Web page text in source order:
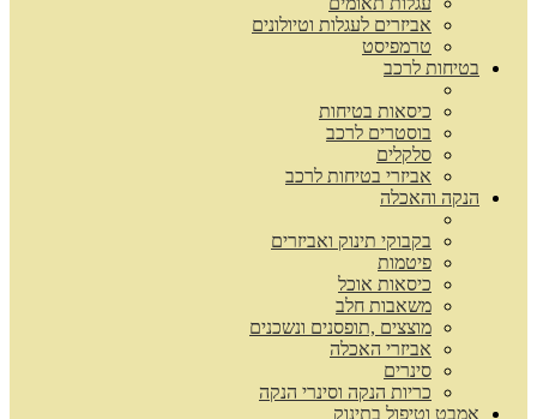
אביזרים לעגלות וטיולונים
טרמפיסט
בטיחות לרכב
כיסאות בטיחות
בוסטרים לרכב
סלקלים
אביזרי בטיחות לרכב
הנקה והאכלה
בקבוקי תינוק ואביזרים
פיטמות
כיסאות אוכל
משאבות חלב
מוצצים ,תופסנים ונשכנים
אביזרי האכלה
סינרים
כריות הנקה וסינרי הנקה
אמבט וטיפול בתינוק